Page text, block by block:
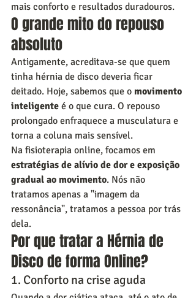
mais conforto e resultados duradouros.
O grande mito do repouso
absoluto
Antigamente, acreditava-se que quem
tinha hérnia de disco deveria ficar
deitado. Hoje, sabemos que o movimento
inteligente é o que cura. O repouso
prolongado enfraquece a musculatura e
torna a coluna mais sensível.
Na fisioterapia online, focamos em
estratégias de alívio de dor e exposição
gradual ao movimento. Nós não
tratamos apenas a "imagem da
ressonância", tratamos a pessoa por trás
dela.
Por que tratar a Hérnia de
Disco de forma Online?
1. Conforto na crise aguda